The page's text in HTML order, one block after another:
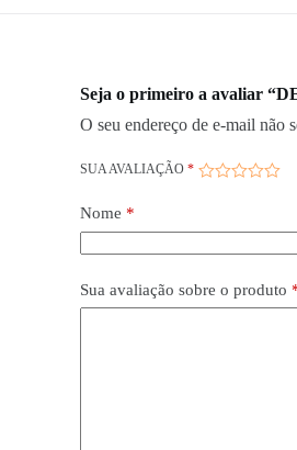
Seja o primeiro a avaliar
O seu endereço de e-mail não
SUA AVALIAÇÃO *
Nome *
Sua avaliação sobre o produto